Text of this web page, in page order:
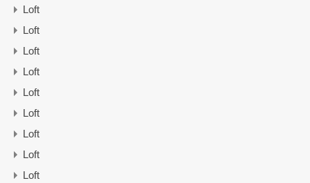
Loft
Loft
Loft
Loft
Loft
Loft
Loft
Loft
Loft